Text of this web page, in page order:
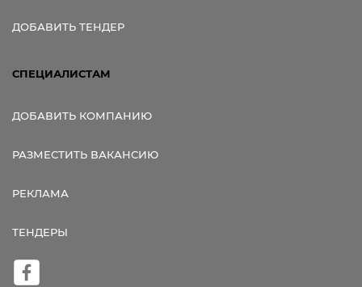
ДОБАВИТЬ ТЕНДЕР
СПЕЦИАЛИСТАМ
ДОБАВИТЬ КОМПАНИЮ
РАЗМЕСТИТЬ ВАКАНСИЮ
РЕКЛАМА
ТЕНДЕРЫ